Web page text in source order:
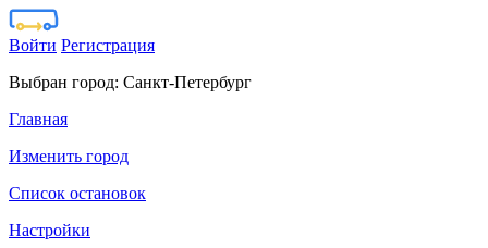
Войти Регистрация
Выбран город: Санкт-Петербург
Главная
Изменить город
Список остановок
Настройки